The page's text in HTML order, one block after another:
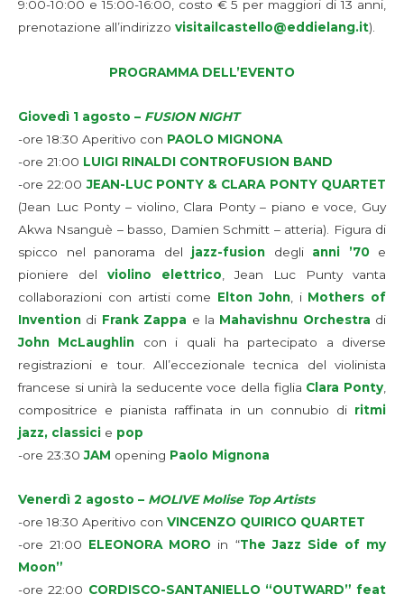
9:00-10:00 e 15:00-16:00, costo € 5 per maggiori di 13 anni,
prenotazione all’indirizzo visitailcastello@eddielang.it).
PROGRAMMA DELL’EVENTO
Giovedì 1 agosto – FUSION NIGHT
-ore 18:30 Aperitivo con PAOLO MIGNONA
-ore 21:00 LUIGI RINALDI CONTROFUSION BAND
-ore 22:00 JEAN-LUC PONTY & CLARA PONTY QUARTET
(Jean Luc Ponty – violino, Clara Ponty – piano e voce, Guy
Akwa Nsanguè – basso, Damien Schmitt – atteria). Figura di
spicco nel panorama del jazz-fusion degli anni ’70e
pioniere del violino elettrico, Jean Luc Punty vanta
collaborazioni con artisti come Elton John, i Mothers of
Invention di Frank Zappa e la Mahavishnu Orchestra di
John McLaughlin con i quali ha partecipato a diverse
registrazioni e tour. All’eccezionale tecnica del violinista
francese si unirà la seducente voce della figlia Clara Ponty,
compositrice e pianista raffinata in un connubio di ritmi
jazz, classici e pop
-ore 23:30JAM opening Paolo Mignona
Venerdì 2 agosto – MOLIVE Molise Top Artists
-ore 18:30 Aperitivo con VINCENZO QUIRICO QUARTET
-ore 21:00 ELEONORA MORO in “The Jazz Side of my
Moon”
-ore 22:00 CORDISCO-SANTANIELLO “OUTWARD” feat